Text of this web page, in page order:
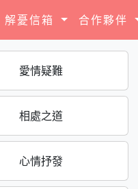
解憂信箱 合作夥伴
愛情疑難
相處之道
心情抒發